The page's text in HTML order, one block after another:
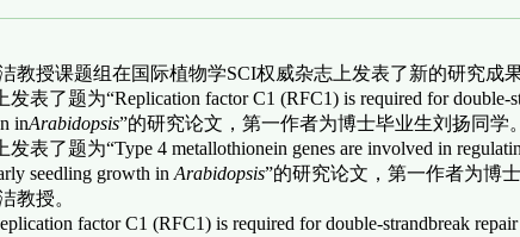
教授课题组在国际植物学SCI权威杂志上发表了新的研究成
发表了题为“Replication factor C1 (RFC1) is required for double-
inArabidopsis”的研究论文， 第一作者为博士毕业生刘扬同学
发表了题为“Type 4 metallothionein genes are involved in
seedling growth in Arabidopsis”的研究论文，第一作者为博
教授。
factor C1 (RFC1) is required for double-strandbreak repair